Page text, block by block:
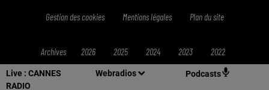
Live : CANNES
RADIO
Webradios Podcasts
Gestion des cookies Mentions légales Plan du site
Archives 2026 2025 2024 2023 2022